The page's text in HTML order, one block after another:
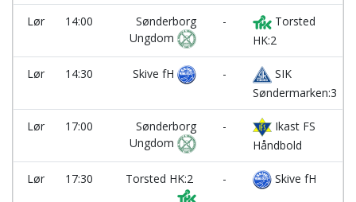
Lør 14:00
Sønderborg
Ungdom
-
Torsted
HK:2
Lør 14:30 Skive fH -
SIK
Søndermarken:3
Lør 17:00
Sønderborg
Ungdom
-
Ikast FS
Håndbold
Lør 17:30 Torsted HK:2 - Skive fH